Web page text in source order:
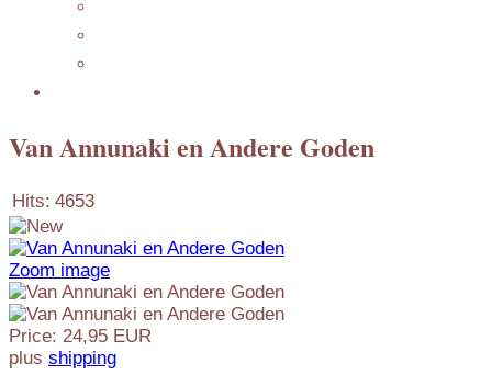
Van Annunaki en Andere Goden
Hits: 4653
Zoom image
Price: 24,95 EUR
plus shipping